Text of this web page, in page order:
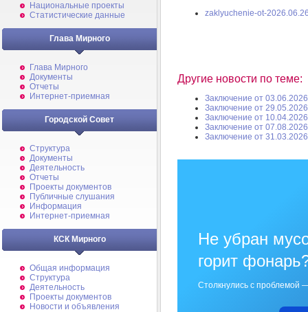
Национальные проекты
Статистические данные
Глава Мирного
Глава Мирного
Документы
Отчеты
Интернет-приемная
Городской Совет
Структура
Документы
Деятельность
Отчеты
Проекты документов
Публичные слушания
Информация
Интернет-приемная
КСК Мирного
Общая информация
Структура
Деятельность
Проекты документов
Новости и объявления
zaklyuchenie-ot-
Другие новости по теме:
Заключение от 03.06.2026
Заключение от 29.05.2026
Заключение от 10.04.2026
Заключение от 07.08.2026
Заключение от 31.03.2026
Не убран
горит
Столкнулись с проблемой